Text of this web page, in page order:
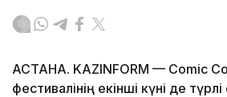
АСТАНА. KAZINFORM — Comic
фестивалінің екінші күні де